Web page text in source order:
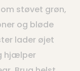
støvet grøn,
og bløde
lader øjet
hjælper